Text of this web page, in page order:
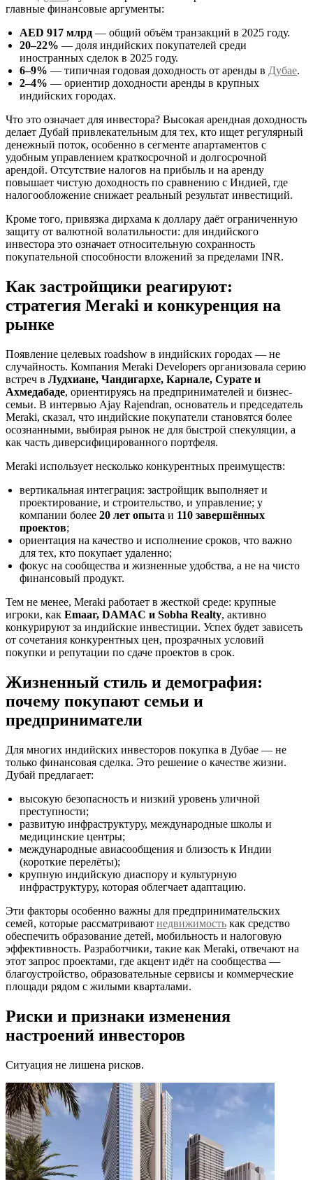
главные финансовые аргументы:
AED 917 млрд — общий объём транзакций в 2025 году.
20–22% — доля индийских покупателей среди
иностранных сделок в 2025 году.
6–9% — типичная годовая доходность от аренды в Дубае.
2–4% — ориентир доходности аренды в крупных
индийских городах.
Что это означает для инвестора? Высокая арендная доходность
делает Дубай привлекательным для тех, кто ищет регулярный
денежный поток, особенно в сегменте апартаментов с
удобным управлением краткосрочной и долгосрочной
арендой. Отсутствие налогов на прибыль и на аренду
повышает чистую доходность по сравнению с Индией, где
налогообложение снижает реальный результат инвестиций.
Кроме того, привязка дирхама к доллару даёт ограниченную
защиту от валютной волатильности: для индийского
инвестора это означает относительную сохранность
покупательной способности вложений за пределами INR.
Как застройщики реагируют:
стратегия Meraki и конкуренция на
рынке
Появление целевых roadshow в индийских городах — не
случайность. Компания Meraki Developers организовала серию
встреч в Лудхиане, Чандигархе, Карнале, Сурате и
Ахмедабаде, ориентируясь на предпринимателей и бизнес-
семьи. В интервью Ajay Rajendran, основатель и председатель
Meraki, сказал, что индийские покупатели становятся более
осознанными, выбирая рынок не для быстрой спекуляции, а
как часть диверсифицированного портфеля.
Meraki использует несколько конкурентных преимуществ:
вертикальная интеграция: застройщик выполняет и
проектирование, и строительство, и управление; у
компании более 20 лет опыта и 110 завершённых
проектов;
ориентация на качество и исполнение сроков, что важно
для тех, кто покупает удаленно;
фокус на сообщества и жизненные удобства, а не на чисто
финансовый продукт.
Тем не менее, Meraki работает в жесткой среде: крупные
игроки, как Emaar, DAMAC и Sobha Realty, активно
конкурируют за индийские инвестиции. Успех будет зависеть
от сочетания конкурентных цен, прозрачных условий
покупки и репутации по сдаче проектов в срок.
Жизненный стиль и демография:
почему покупают семьи и
предприниматели
Для многих индийских инвесторов покупка в Дубае — не
только финансовая сделка. Это решение о качестве жизни.
Дубай предлагает:
высокую безопасность и низкий уровень уличной
преступности;
развитую инфраструктуру, международные школы и
медицинские центры;
международные авиасообщения и близость к Индии
(короткие перелёты);
крупную индийскую диаспору и культурную
инфраструктуру, которая облегчает адаптацию.
Эти факторы особенно важны для предпринимательских
семей, которые рассматривают недвижимость как средство
обеспечить образование детей, мобильность и налоговую
эффективность. Разработчики, такие как Meraki, отвечают на
этот запрос проектами, где акцент идёт на сообщества —
благоустройство, образовательные сервисы и коммерческие
площади рядом с жилыми кварталами.
Риски и признаки изменения
настроений инвесторов
Ситуация не лишена рисков.